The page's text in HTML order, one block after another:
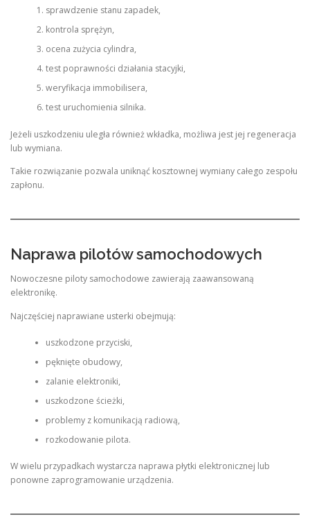
sprawdzenie stanu zapadek,
kontrola sprężyn,
ocena zużycia cylindra,
test poprawności działania stacyjki,
weryfikacja immobilisera,
test uruchomienia silnika.
Jeżeli uszkodzeniu uległa również wkładka, możliwa jest jej regeneracja
lub wymiana.
Takie rozwiązanie pozwala uniknąć kosztownej wymiany całego zespołu
zapłonu.
Naprawa pilotów samochodowych
Nowoczesne piloty samochodowe zawierają zaawansowaną
elektronikę.
Najczęściej naprawiane usterki obejmują:
uszkodzone przyciski,
pęknięte obudowy,
zalanie elektroniki,
uszkodzone ścieżki,
problemy z komunikacją radiową,
rozkodowanie pilota.
W wielu przypadkach wystarcza naprawa płytki elektronicznej lub
ponowne zaprogramowanie urządzenia.